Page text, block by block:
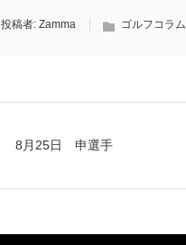
投稿者: Zamma ゴルフコラム
8月25日 申選手